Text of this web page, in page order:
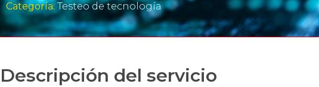
Categoría: Testeo de tecnología
Descripción del servicio